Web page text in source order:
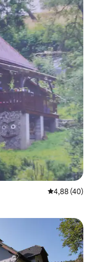
Prosječna
4,88 (40)